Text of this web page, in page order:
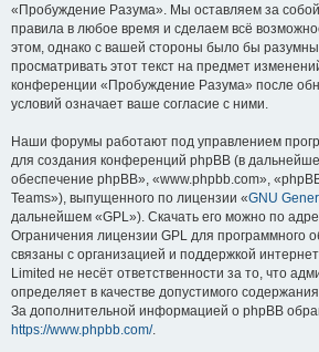
«Пробуждение Разума». Мы оставляем за
правила в любое время и сделаем всё
этом, однако с вашей стороны было бы
просматривать этот текст на предмет
конференции «Пробуждение Разума» после
условий означает ваше согласие с ними.
Наши форумы работают под управлением
для создания конференций phpBB (в
обеспечение phpBB», «www.phpbb.com»,
Teams»), выпущенного по лицензии «GNU
дальнейшем «GPL»). Скачать его можно по
Ограничения лицензии GPL для программного
связаны с организацией и поддержкой
Limited не несёт ответственности за то, что
определяет в качестве допустимого
За дополнительной информацией о phpBB
https://www.phpbb.com/.